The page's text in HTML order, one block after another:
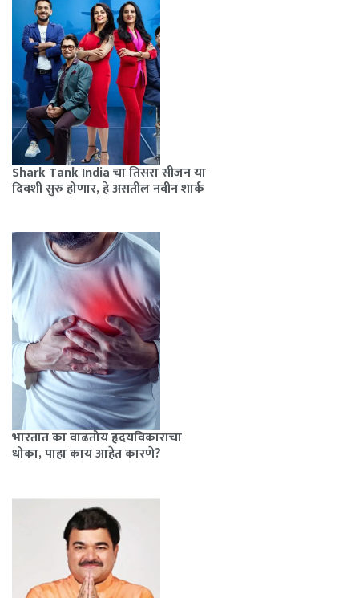
Shark Tank India चा तिसरा सीजन या
दिवशी सुरु होणार, हे असतील नवीन शार्क
भारतात का वाढतोय हृदयविकाराचा
धोका, पाहा काय आहेत कारणे?